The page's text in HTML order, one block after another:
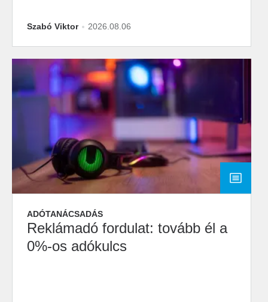
Szabó Viktor 2026.08.06
ADÓTANÁCSADÁS
Reklámadó fordulat: tovább él a
0%-os adókulcs